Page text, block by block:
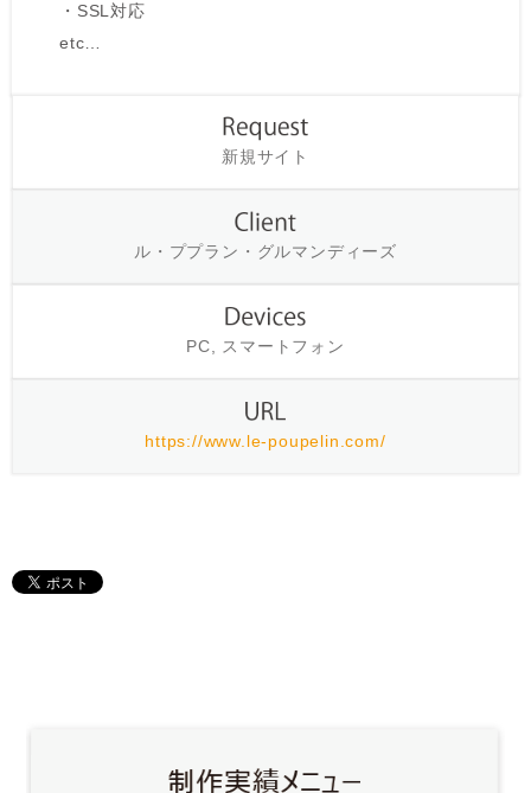
・SSL対応
etc…
新規サイト
ル・ププラン・グルマンディーズ
PC, スマートフォン
https://www.le-poupelin.com/